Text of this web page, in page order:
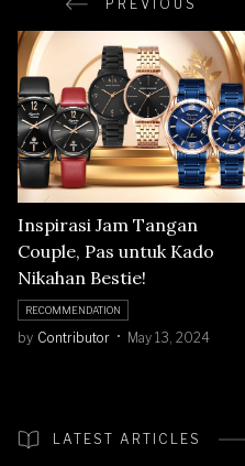
PREVIOUS
Inspirasi Jam Tangan
Couple, Pas untuk Kado
Nikahan Bestie!
RECOMMENDATION
by Contributor May 13, 2024
LATEST ARTICLES